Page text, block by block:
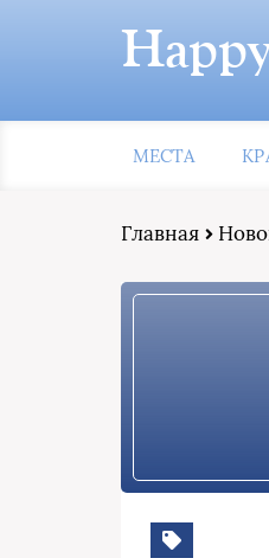
МЕСТА
Главная